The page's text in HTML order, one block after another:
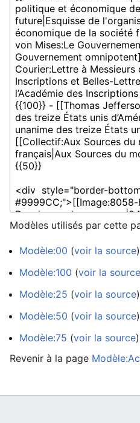
Modèles utilisés par cette
Modèle:00 (voir la source)
Modèle:100 (voir la source
Modèle:25 (voir la source)
Modèle:50 (voir la source)
Modèle:75 (voir la source)
Revenir à la page